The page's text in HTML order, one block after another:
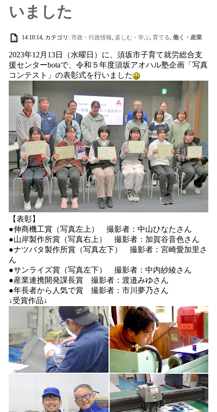
いました
14:10:14, カテゴリ:市政・行政情報,楽しむ・学ぶ,育てる,働く・産業
2023年12月13日（水曜日）に、須坂市子育て就労総合支
援センターbotaで、令和５年度須坂アオハル塾企画「写真
コンテスト」の表彰式を行いました
【表彰】
●伸商機工賞（写真左上） 撮影者：中山ひなたさん
●山岸製作所賞（写真右上） 撮影者：加賀谷音色さん
●ナツバタ製作所賞（写真左下） 撮影者：宮崎愛加里さ
ん
●サンライズ賞（写真左下） 撮影者：中内紗綾さん
●産業連携開発課長賞 撮影者：渡邉みゆさん
●年長者から人気で賞 撮影者：市川夢乃さん
↓受賞作品↓